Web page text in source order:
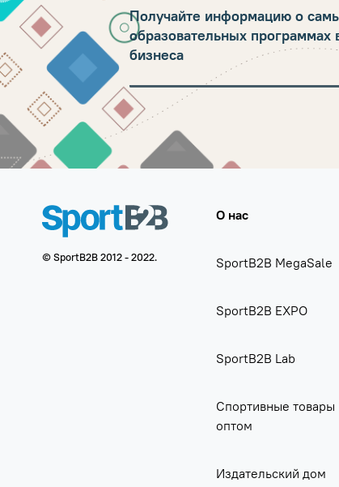
Получайте информацию о
образовательных программах
бизнеса
© SportB2B 2012 - 2022.
О нас
SportB2B MegaSale
SportB2B EXPO
SportB2B Lab
Спортивные товары
оптом
Издательский дом